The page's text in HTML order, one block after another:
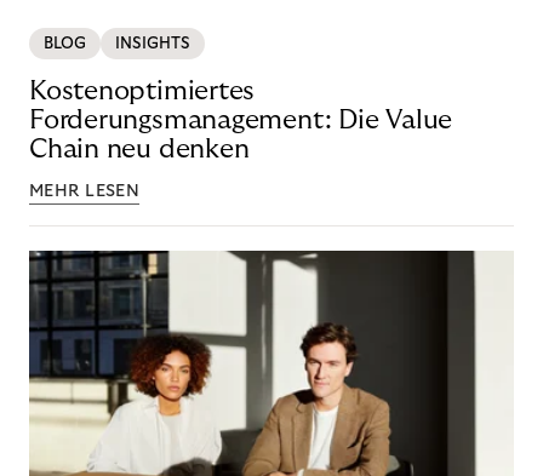
BLOG INSIGHTS
Kostenoptimiertes
Forderungsmanagement: Die Value
Chain neu denken
MEHR LESEN